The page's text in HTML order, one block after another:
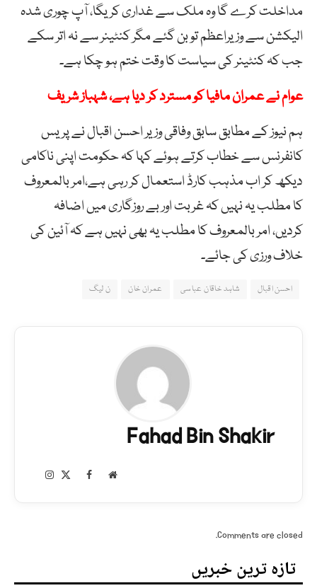
مداخلت کرے گا وہ ملک سے غداری کریگا، آپ چوری شدہ
الیکشن سے وزیراعظم تو بن گئے مگر کنٹینر سے نہ اتر سکے
جب کہ کنٹینر کی سیاست کا وقت ختم ہو چکا ہے۔
عوام نے عمران مافیا کو مسترد کر دیا ہے، شہباز شریف
ہم نیوز کے مطابق سابق وفاقی وزیر احسن اقبال نے پریس
کانفرنس سے خطاب کرتے ہوئے کہا کہ حکومت اپنی ناکامی
دیکھ کر اب مذہب کارڈ استعمال کر رہی ہے،امر بالمعروف
کا مطلب یہ نہیں کہ غربت اور بے روزگاری میں اضافہ
کردیں، امر بالمعروف کا مطلب یہ بھی نہیں ہے کہ آئین کی
خلاف ورزی کی جائے۔
احسن اقبال شاہد خاقان عباسی عمران خان ن لیگ
Fahad Bin Shakir
Website
Facebook
Instagram
Comments are closed.
تازہ ترین خبریں